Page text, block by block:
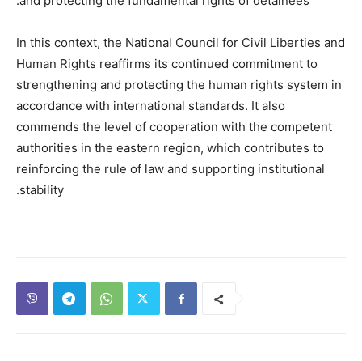
In this context, the National Council for Civil Liberties and
Human Rights reaffirms its continued commitment to
strengthening and protecting the human rights system in
accordance with international standards. It also
commends the level of cooperation with the competent
authorities in the eastern region, which contributes to
reinforcing the rule of law and supporting institutional
stability.